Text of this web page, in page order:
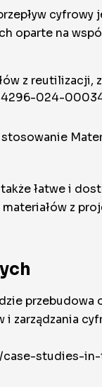
cyfrowy
oparte na
z reutilizacji,
024-
łatwe i
z
przebudowa
i zarządzania
case-studies-